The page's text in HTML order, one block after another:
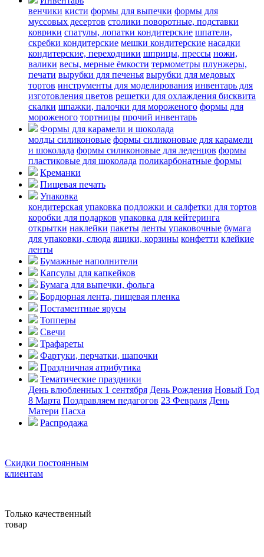
венчики кисти формы для выпечки формы для
муссовых десертов столики поворотные, подставки
коврики cпатулы, лопатки кондитерские шпатели,
скребки кондитерские мешки кондитерские насадки
кондитерские, переходники шприцы, прессы ножи,
валики весы, мерные ёмкости термометры плунжеры,
печати вырубки для печенья вырубки для медовых
тортов инструменты для моделирования инвентарь для
изготовления цветов решетки для охлаждения бисквита
скалки шпажки, палочки для мороженого формы для
мороженого тортницы прочий инвентарь
Формы для карамели и шоколада
молды силиконовые формы силиконовые для карамели
и шоколада формы силиконовые для леденцов формы
пластиковые для шоколада поликарбонатные формы
Креманки
Пищевая печать
Упаковка
кондитерская упаковка подложки и салфетки для тортов
коробки для подарков упаковка для кейтеринга
открытки наклейки пакеты ленты упаковочные бумага
для упаковки, слюда ящики, корзины конфетти клейкие
ленты
Бумажные наполнители
Капсулы для капкейков
Бумага для выпечки, фольга
Бордюрная лента, пищевая пленка
Постаментные ярусы
Топперы
Свечи
Трафареты
Фартуки, перчатки, шапочки
Праздничная атрибутика
Тематические праздники
День влюбленных 1 сентября День Рождения Новый Год
8 Марта Поздравляем педагогов 23 Февраля День
Матери Пасха
Распродажа
Скидки постоянным
клиентам
Только качественный
товар